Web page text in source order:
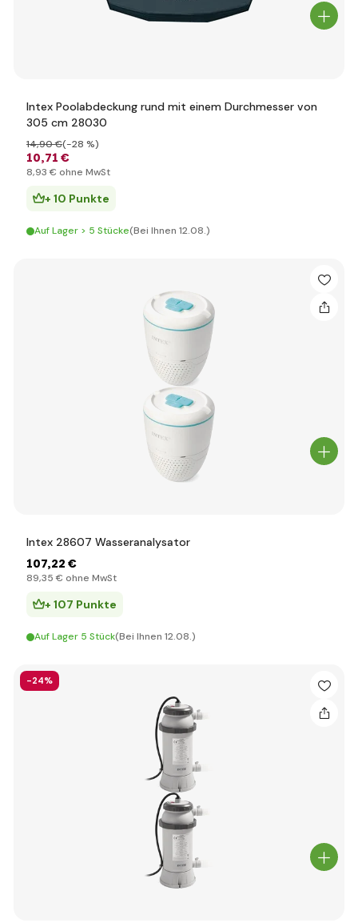
Intex Poolabdeckung rund mit einem Durchmesser von
305 cm 28030
10,71 €
14,90 €(-28 %)
8,93 € ohne MwSt
+ 10 Punkte
Auf Lager > 5 Stücke(Bei Ihnen 12.08.)
Intex 28607 Wasseranalysator
107,22 €
89,35 € ohne MwSt
+ 107 Punkte
Auf Lager 5 Stück(Bei Ihnen 12.08.)
-24%